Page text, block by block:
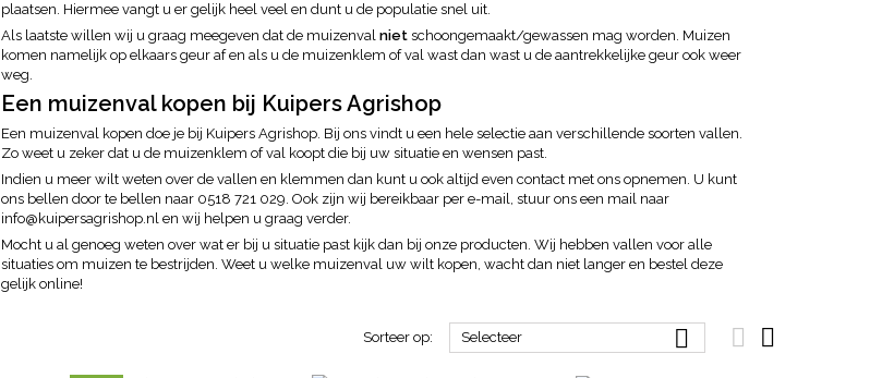
plaatsen. Hiermee vangt u er gelijk heel veel en dunt u de populatie snel uit.
Als laatste willen wij u graag meegeven dat de muizenval niet schoongemaakt/gewassen mag worden. Muizen
komen namelijk op elkaars geur af en als u de muizenklem of val wast dan wast u de aantrekkelijke geur ook weer
weg.
Een muizenval kopen bij Kuipers Agrishop
Een muizenval kopen doe je bij Kuipers Agrishop. Bij ons vindt u een hele selectie aan verschillende soorten vallen.
Zo weet u zeker dat u de muizenklem of val koopt die bij uw situatie en wensen past.
Indien u meer wilt weten over de vallen en klemmen dan kunt u ook altijd even contact met ons opnemen. U kunt
ons bellen door te bellen naar 0518 721 029. Ook zijn wij bereikbaar per e-mail, stuur ons een mail naar
info@kuipersagrishop.nl en wij helpen u graag verder.
Mocht u al genoeg weten over wat er bij u situatie past kijk dan bij onze producten. Wij hebben vallen voor alle
situaties om muizen te bestrijden. Weet u welke muizenval uw wilt kopen, wacht dan niet langer en bestel deze
gelijk online!
Sorteer op: Selecteer   